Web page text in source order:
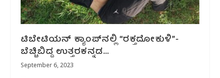
ಟಿಬೇಟಿಯನ್ ಕ್ಯಾಂಪ್‌ನಲ್ಲಿ “ರಕ್ತದೋಕುಳಿ”-
ಬೆಚ್ಚಿಬಿದ್ದ ಉತ್ತರಕನ್ನಡ…
September 6, 2023